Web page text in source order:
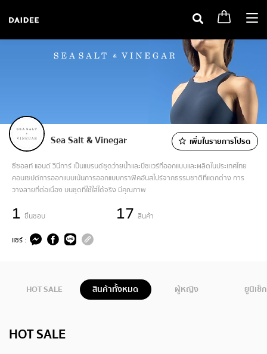
Sea Salt & Vinegar
ซีซอลท์ แอนด์ วินีการ์ เป็นแบรนด์ชุดว่ายน้ำและบีชแวร์ที่ออกแบบและผลิตในประเทศไทย
คอนเซปต์การออกแบบเน้นการออกแบบกราฟิคอันสไปร์จากธรรมชาติที่แตกต่าง การ
วางลายที่ต่อเนื่อง บนชุดที่ใช้ใส่ได้จริง มีคุณภาพ
เพิ่มในรายการโปรด
1 ชื่นชอบ 17 สินค้า
แชร์ :
HOT SALE สินค้าทั้งหมด ผู้หญิง ยูนิเซ็
HOT SALE